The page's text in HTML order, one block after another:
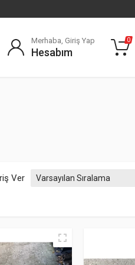
Merhaba, Giriş Yap
Hesabım
0
Ver